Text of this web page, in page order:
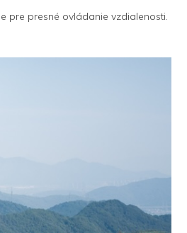
pre presné ovládanie vzdialenosti.